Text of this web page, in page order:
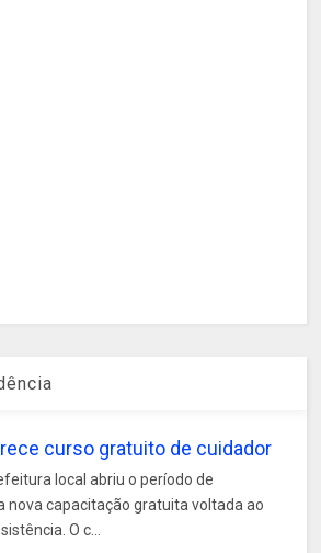
curso gratuito de cuidador
local abriu o período de
nova capacitação gratuita voltada ao
O c...